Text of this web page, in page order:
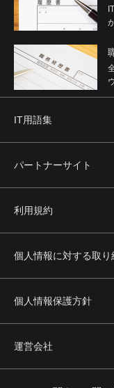
IT用語集
パートナーサイト
利用規約
個人情報に対する取り
個人情報保護方針
運営会社